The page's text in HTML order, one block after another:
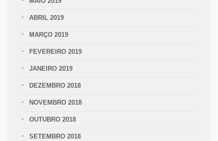
ABRIL 2019
MARÇO 2019
FEVEREIRO 2019
JANEIRO 2019
DEZEMBRO 2018
NOVEMBRO 2018
OUTUBRO 2018
SETEMBRO 2018